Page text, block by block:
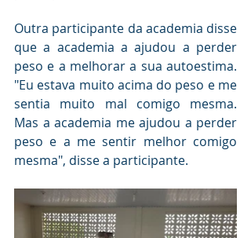
Outra participante da academia disse
que a academia a ajudou a perder
peso e a melhorar a sua autoestima.
"Eu estava muito acima do peso e me
sentia muito mal comigo mesma.
Mas a academia me ajudou a perder
peso e a me sentir melhor comigo
mesma", disse a participante.